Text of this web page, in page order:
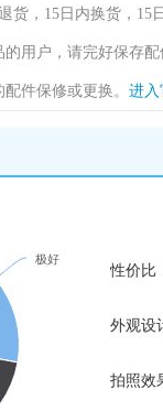
货，15日内换货，
用户，请完好保存
件保修或更换。 进入
极好
性价比
外观设
拍照效